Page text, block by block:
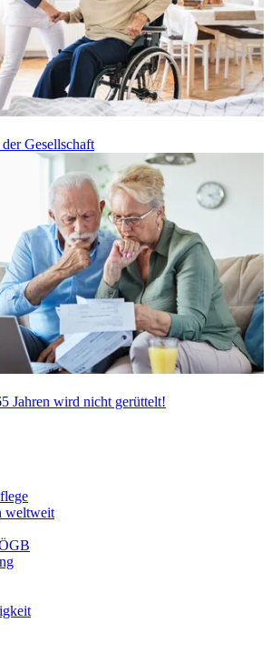
Gesellschaft
Jahren wird nicht gerüttelt!
weltweit